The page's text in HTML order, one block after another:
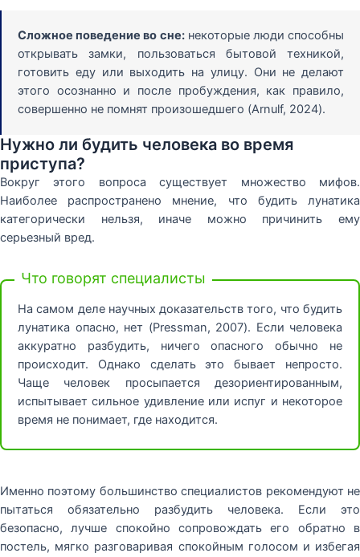
Сложное поведение во сне:некоторые люди способны
открывать замки, пользоваться бытовой техникой,
готовить еду или выходить на улицу. Они не делают
этого осознанно и после пробуждения, как правило,
совершенно не помнят произошедшего (Arnulf, 2024).
Нужно ли будить человека во время
приступа?
Вокруг этого вопроса существует множество мифов.
Наиболее распространено мнение, что будить лунатика
категорически нельзя, иначе можно причинить ему
серьезный вред.
Что говорят специалисты
На самом деле научных доказательств того, что будить
лунатика опасно, нет (Pressman, 2007). Если человека
аккуратно разбудить, ничего опасного обычно не
происходит. Однако сделать это бывает непросто.
Чаще человек просыпается дезориентированным,
испытывает сильное удивление или испуг и некоторое
время не понимает, где находится.
Именно поэтому большинство специалистов рекомендуют не
пытаться обязательно разбудить человека. Если это
безопасно, лучше спокойно сопровождать его обратно в
постель, мягко разговаривая спокойным голосом и избегая